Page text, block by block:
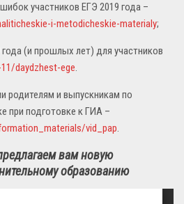
участников ЕГЭ 2019 года –
i-metodicheskie-materialy;
(и прошлых лет) для участников
daydzhest-ege.
родителям и выпускникам по
при подготовке к ГИА –
vid_pap.
вам новую
образованию